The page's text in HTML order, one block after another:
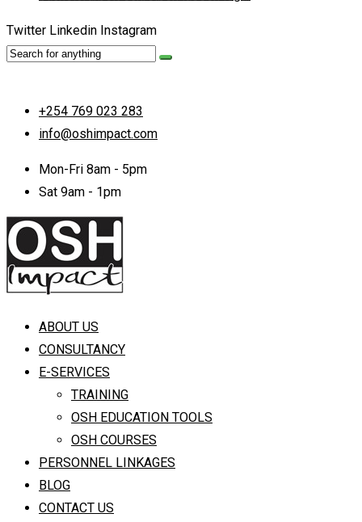
Twitter Linkedin Instagram
+254 769 023 283
info@oshimpact.com
Mon-Fri 8am - 5pm
Sat 9am - 1pm
ABOUT US
CONSULTANCY
E-SERVICES
TRAINING
OSH EDUCATION TOOLS
OSH COURSES
PERSONNEL LINKAGES
BLOG
CONTACT US